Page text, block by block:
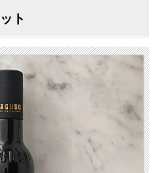
ット